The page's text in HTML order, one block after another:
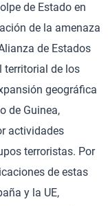
de Estado en
de la amenaza
de Estados
territorial de los
geográfica
de Guinea,
actividades
terroristas. Por
de estas
y la UE,